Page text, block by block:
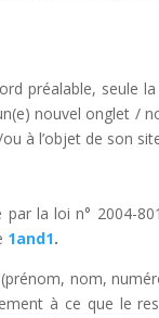
préalable, seule
nouvel onglet
à l’objet de son
la loi n° 2004-
1and1.
nom,
à ce que le